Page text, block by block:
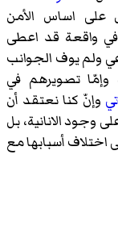
على اساس الأمن
في واقعة قد اعطى
ولم يوف الجوانب
وإمّا تصويرهم في
وإنّ كنا نعتقد أن
وجود الانانية، بل
اختلاف أسبابها مع